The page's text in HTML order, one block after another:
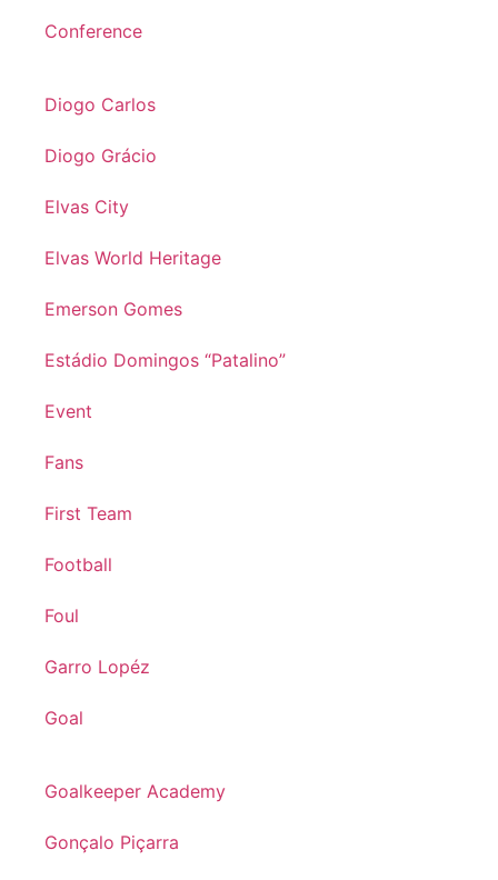
Conference
Diogo Carlos
Diogo Grácio
Elvas City
Elvas World Heritage
Emerson Gomes
Estádio Domingos “Patalino”
Event
Fans
First Team
Football
Foul
Garro Lopéz
Goal
Goalkeeper Academy
Gonçalo Piçarra